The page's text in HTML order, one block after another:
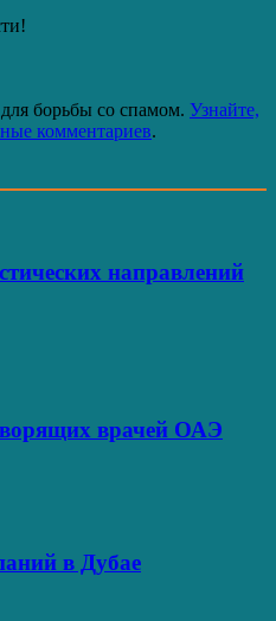
борьбы со спамом. Узнайте,
комментариев.
направлений
врачей ОАЭ
в Дубае